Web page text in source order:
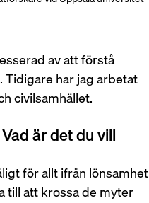
av att förstå
har jag arbetat
civilsamhället.
är det du vill
för allt ifrån lönsamhet
till att krossa de myter